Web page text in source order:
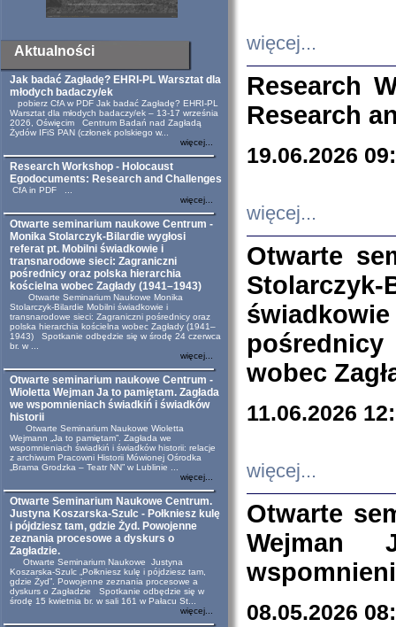
Aktualności
Jak badać Zagładę? EHRI-PL Warsztat dla
młodych badaczy/ek
pobierz CfA w PDF Jak badać Zagładę? EHRI-PL
Warsztat dla młodych badaczy/ek – 13-17 września
2026, Oświęcim Centrum Badań nad Zagładą
Żydów IFiS PAN (członek polskiego w...
więcej...
Research Workshop - Holocaust
Egodocuments: Research and Challenges
CfA in PDF ...
więcej...
Otwarte seminarium naukowe Centrum -
Monika Stolarczyk-Bilardie wygłosi
referat pt. Mobilni świadkowie i
transnarodowe sieci: Zagraniczni
pośrednicy oraz polska hierarchia
kościelna wobec Zagłady (1941–1943)
Otwarte Seminarium Naukowe Monika
Stolarczyk-Bilardie Mobilni świadkowie i
transnarodowe sieci: Zagraniczni pośrednicy oraz
polska hierarchia kościelna wobec Zagłady (1941–
1943) Spotkanie odbędzie się w środę 24 czerwca
br. w ...
więcej...
Otwarte seminarium naukowe Centrum -
Wioletta Wejman Ja to pamiętam. Zagłada
we wspomnieniach świadkiń i świadków
historii
Otwarte Seminarium Naukowe Wioletta
Wejmann „Ja to pamiętam”. Zagłada we
wspomnieniach świadkiń i świadków historii: relacje
z archiwum Pracowni Historii Mówionej Ośrodka
„Brama Grodzka – Teatr NN” w Lublinie ...
więcej...
Otwarte Seminarium Naukowe Centrum.
Justyna Koszarska-Szulc - Połkniesz kulę
i pójdziesz tam, gdzie Żyd. Powojenne
zeznania procesowe a dyskurs o
Zagładzie.
Otwarte Seminarium Naukowe Justyna
Koszarska-Szulc „Połkniesz kulę i pójdziesz tam,
gdzie Żyd”. Powojenne zeznania procesowe a
dyskurs o Zagładzie Spotkanie odbędzie się w
środę 15 kwietnia br. w sali 161 w Pałacu St...
więcej...
więcej...
Research
Research
19.06.2026
więcej...
Otwarte
wobec
11.06.2026
więcej...
Otwarte
Wejman
08.05.2026